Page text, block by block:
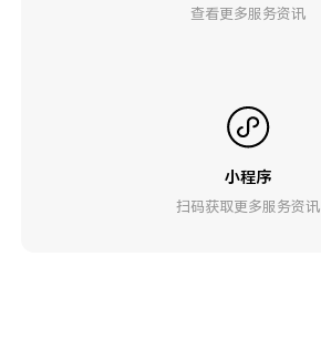
查看更多服务资讯
小程序
扫码获取更多服务资讯